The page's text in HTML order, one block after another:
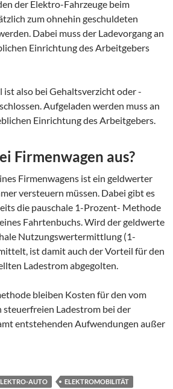
der Elektro-Fahrzeuge beim
zum ohnehin geschuldeten
Dabei muss der Ladevorgang an
Einrichtung des Arbeitgebers
also bei Gehaltsverzicht oder -
Aufgeladen werden muss an
Einrichtung des Arbeitgebers.
Firmenwagen aus?
Firmenwagens ist ein geldwerter
versteuern müssen. Dabei gibt es
die pauschale 1-Prozent- Methode
Fahrtenbuchs. Wird der geldwerte
Nutzungswertermittlung (1-
ist damit auch der Vorteil für den
Ladestrom abgegolten.
bleiben Kosten für den vom
Ladestrom bei der
entstehenden Aufwendungen außer
AUTO ELEKTROMOBILITÄT